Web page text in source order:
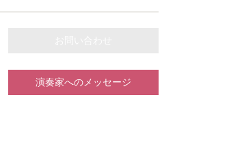
演奏家へのメッセージ